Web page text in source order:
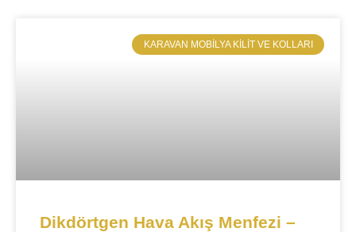
​KARAVAN MOBILYA KILIT VE KOLLARI
​​Dikdörtgen Hava Akış Menfezi –